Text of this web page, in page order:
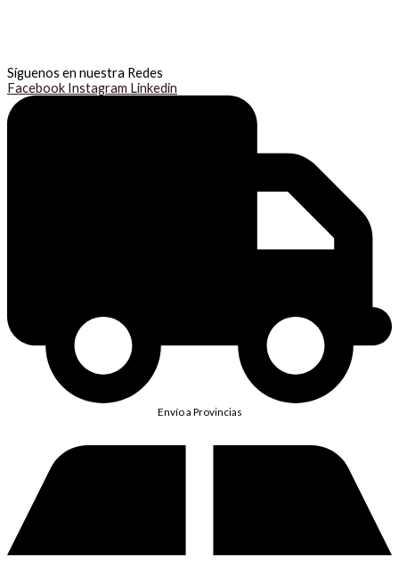
Síguenos en nuestra Redes
Facebook Instagram Linkedin
Envío a Provincias